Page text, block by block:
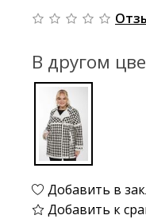
В другом
Добавить в
Добавить к